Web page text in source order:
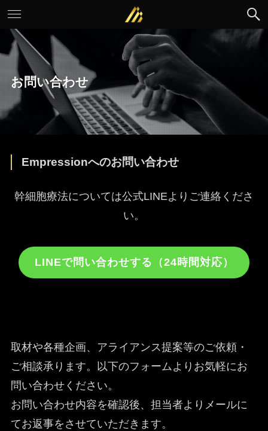
お問い合わせ
Empressionへのお問い合わせ
幹細胞療法については公式LINEよりご連絡くださ
い。
LINEで問い合わせする（24時間対応）
取材や各種企画、アライアンス提案等のご依頼・
ご相談承ります。以下のフォームよりお気軽にお
問い合わせください。
お問い合わせ内容を確認後、担当者よりメールに
てお返事をさせていただきます。